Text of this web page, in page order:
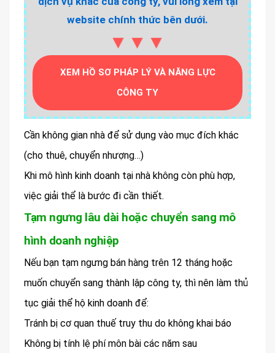
website chính thức bên dưới.
▼▼▼
XEM HỒ SƠ PHÁP LÝ VÀ NĂNG LỰC
CÔNG TY
Cần không gian nhà để sử dụng vào mục đích khác
(cho thuê, chuyển nhượng…)
Khi mô hình kinh doanh tại nhà không còn phù hợp,
việc giải thể là bước đi cần thiết.
Tạm ngưng lâu dài hoặc chuyển sang mô
hình doanh nghiệp
Nếu bạn tạm ngưng bán hàng trên 12 tháng hoặc
muốn chuyển sang thành lập công ty, thì nên làm thủ
tục giải thể hộ kinh doanh để:
Tránh bị cơ quan thuế truy thu do không khai báo
Không bị tính lệ phí môn bài các năm sau